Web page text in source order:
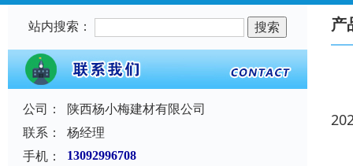
站内搜索：
公司：
陕西杨小梅建材有限公司
联系：
杨经理
手机：
13092996708
产